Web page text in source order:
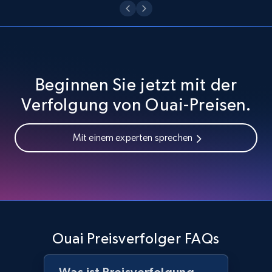
URL, Domain, Country code, Model number,
Home Depot US - Discover products by
specified URL
Beginnen Sie jetzt mit der
Verfolgung von Ouai-Preisen.
Mit einem experten sprechen
Ouai Preisverfolger FAQs